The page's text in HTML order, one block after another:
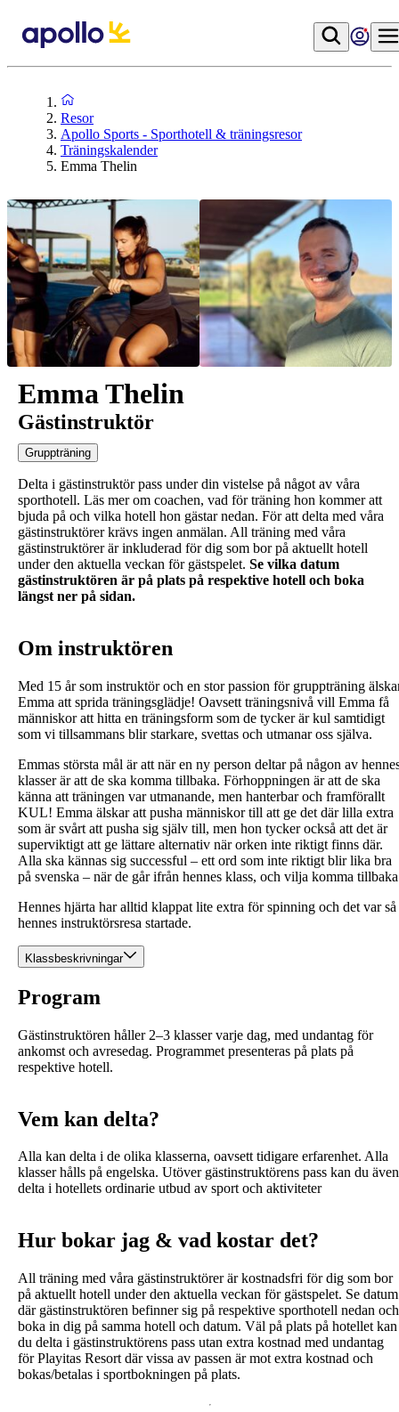
Resor
Apollo Sports - Sporthotell & träningsresor
Träningskalender
Emma Thelin
Emma Thelin
Gästinstruktör
Gruppträning
Delta i gästinstruktör pass under din vistelse på något av våra
sporthotell. Läs mer om coachen, vad för träning hon kommer att
bjuda på och vilka hotell hon gästar nedan. För att delta med våra
gästinstruktörer krävs ingen anmälan. All träning med våra
gästinstruktörer är inkluderad för dig som bor på aktuellt hotell
under den aktuella veckan för gästspelet. Se vilka datum
gästinstruktören är på plats på respektive hotell och boka
längst ner på sidan.
Om instruktören
Med 15 år som instruktör och en stor passion för gruppträning
Emma att sprida träningsglädje! Oavsett träningsnivå vill Emma få
människor att hitta en träningsform som de tycker är kul samtidigt
som vi tillsammans blir starkare, svettas och utmanar oss själva.
Emmas största mål är att när en ny person deltar på någon av
klasser är att de ska komma tillbaka. Förhoppningen är att de ska
känna att träningen var utmanande, men hanterbar och framförallt
KUL! Emma älskar att pusha människor till att ge det där lilla extra
som är svårt att pusha sig själv till, men hon tycker också att det är
superviktigt att ge lättare alternativ när orken inte riktigt finns där.
Alla ska kännas sig successful – ett ord som inte riktigt blir lika bra
på svenska – när de går ifrån hennes klass, och vilja komma
Hennes hjärta har alltid klappat lite extra för spinning och det var så
hennes instruktörsresa startade.
Klassbeskrivningar
Program
Gästinstruktören håller 2–3 klasser varje dag, med undantag för
ankomst och avresedag. Programmet presenteras på plats på
respektive hotell.
Vem kan delta?
Alla kan delta i de olika klasserna, oavsett tidigare erfarenhet. Alla
klasser hålls på engelska. Utöver gästinstruktörens pass kan du även
delta i hotellets ordinarie utbud av sport och aktiviteter
Hur bokar jag & vad kostar det?
All träning med våra gästinstruktörer är kostnadsfri för dig som bor
på aktuellt hotell under den aktuella veckan för gästspelet. Se datum
där gästinstruktören befinner sig på respektive sporthotell nedan och
boka in dig på samma hotell och datum. Väl på plats på hotellet kan
du delta i gästinstruktörens pass utan extra kostnad med undantag
för Playitas Resort där vissa av passen är mot extra kostnad och
bokas/betalas i sportbokningen på plats.